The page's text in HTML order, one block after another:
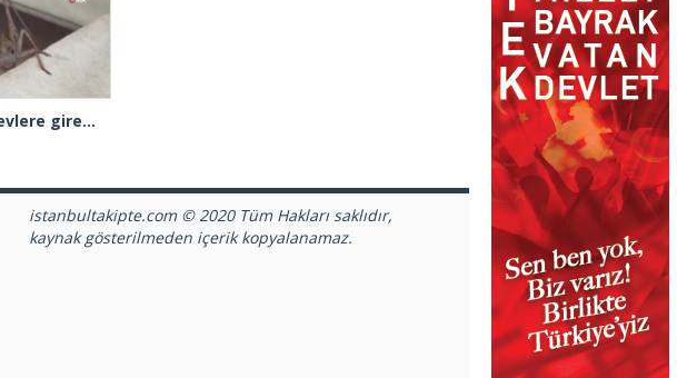
İstanbul’da evlere giren dev çekirgeler paniğe neden oldu
istanbultakipte.com © 2020 Tüm Hakları saklıdır,
kaynak gösterilmeden içerik kopyalanamaz.